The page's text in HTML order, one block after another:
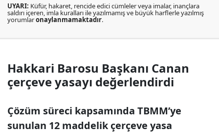
UYARI: Küfür, hakaret, rencide edici cümleler veya imalar, inançlara
saldırı içeren, imla kuralları ile yazılmamış ve büyük harflerle yazılmış
yorumlaronaylanmamaktadır.
Hakkari Barosu Başkanı Canan
çerçeve yasayı değerlendirdi
Çözüm süreci kapsamında TBMM’ye
sunulan 12 maddelik çerçeve yasa